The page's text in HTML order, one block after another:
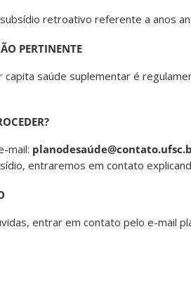
retroativo referente a anos
PERTINENTE
capita saúde suplementar é
mail:
entraremos em contato
entrar em contato pelo e-mail